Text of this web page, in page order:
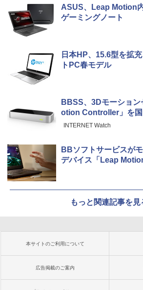
ASUS、Leap Motion
ゲーミングノート
日本HP、15.6型を拡
トPC春モデル
BBSS、3Dモーショ
otion Controller」を国
INTERNET Watch
BBソフトサービスが
デバイス「Leap
もっと関連記事を見
本サイトのご利用について
広告掲載のご案内